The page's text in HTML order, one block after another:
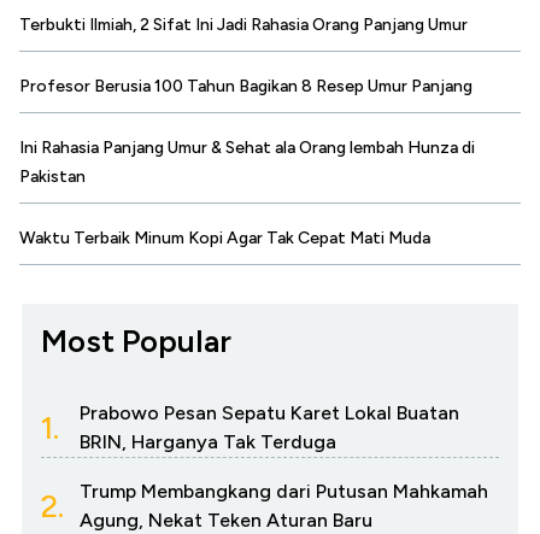
Terbukti Ilmiah, 2 Sifat Ini Jadi Rahasia Orang Panjang Umur
Profesor Berusia 100 Tahun Bagikan 8 Resep Umur Panjang
Ini Rahasia Panjang Umur & Sehat ala Orang lembah Hunza di
Pakistan
Waktu Terbaik Minum Kopi Agar Tak Cepat Mati Muda
Most Popular
1.
Prabowo Pesan Sepatu Karet Lokal Buatan
BRIN, Harganya Tak Terduga
2.
Trump Membangkang dari Putusan Mahkamah
Agung, Nekat Teken Aturan Baru